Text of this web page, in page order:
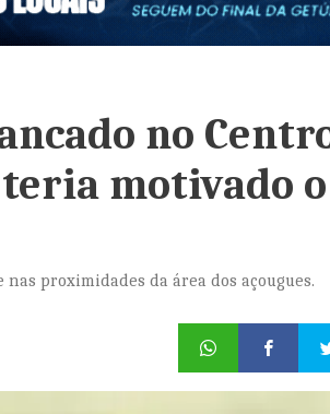
no
motivado o
proximidades da área dos açougues.